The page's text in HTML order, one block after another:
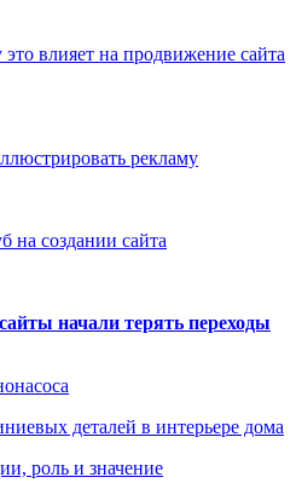
влияет на продвижение сайта
рекламу
на создании сайта
начали терять переходы
деталей в интерьере дома
роль и значение